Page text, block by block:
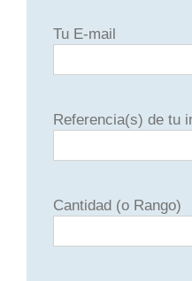
Tu E-mail
Referencia(s) de tu
Cantidad (o Rango)